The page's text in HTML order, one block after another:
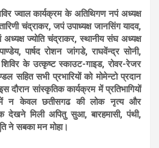
ज्वाल कार्यक्रम के अतिथिगण नपं अध्यक्ष
चंद्राकर, जपं उपाध्यक्ष जानसिंग यादव,
अध्यक्ष ज्योति चंद्राकर, स्थानीय संघ अध्यक्ष
पार्षद रोशन जांगडे, राघवेंन्द्र सोनी,
के उत्कृष्ट स्काउट-गाइड, रोवर-रेजर
सहित सभी प्रभारियों को मोमेन्टो प्रदान
दौरान सांस्कृतिक कार्यक्रम में प्रतिभागियों
में न केवल छतीसगढ की लोक नृत्य और
देखने मिली अपितु सुआ, बारहमासी, पंथी,
ने सबका मन मोहा।